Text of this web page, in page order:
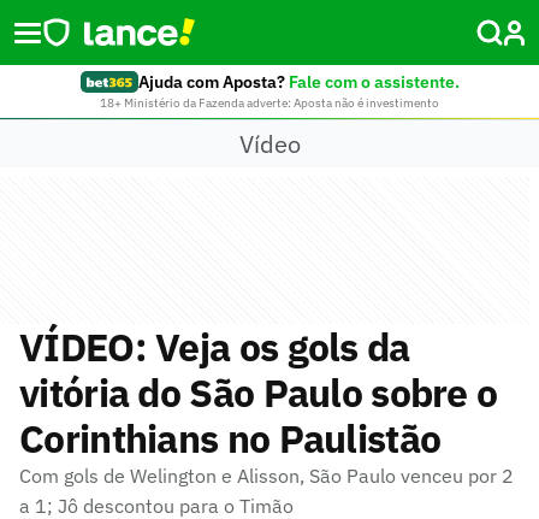
Ajuda com Aposta? Fale com o assistente.
18+ Ministério da Fazenda adverte: Aposta não é investimento
Vídeo
VÍDEO: Veja os gols da
vitória do São Paulo sobre o
Corinthians no Paulistão
Com gols de Welington e Alisson, São Paulo venceu por 2
a 1; Jô descontou para o Timão